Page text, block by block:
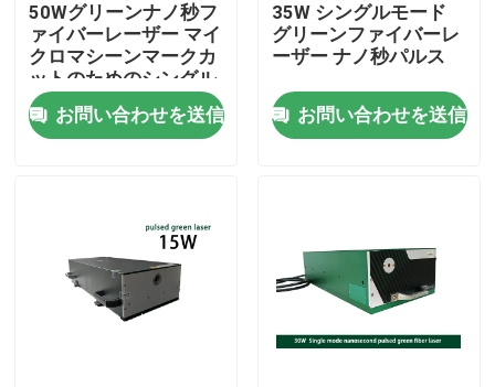
私たちに関しては
工場見学
お問い合わせ
引用を要求
50Wグリーンナノ秒フ
ァイバーレーザー マイ
クロマシーンマークカ
ットのためのシングル
パルスレーザーソース
お問い合わせを送信
35W シングルモード
グリーンファイバーレ
ーザー ナノ秒パルス
お問い合わせを送信